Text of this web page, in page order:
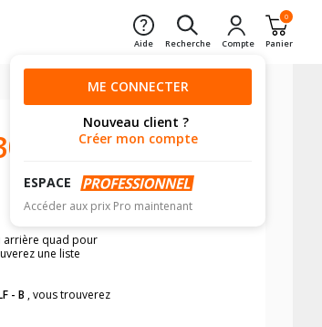
Aide Recherche Compte
0
Panier
ME CONNECTER
Nouveau client ?
Créer mon compte
ESPACE
Accéder aux prix Pro maintenant
arrière quad pour
une liste
- B , vous trouverez